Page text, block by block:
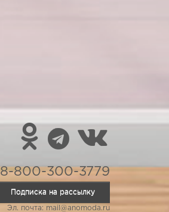
8-800-300-3779
Подписка на рассылку
Эл. почта: mail@anomoda.ru